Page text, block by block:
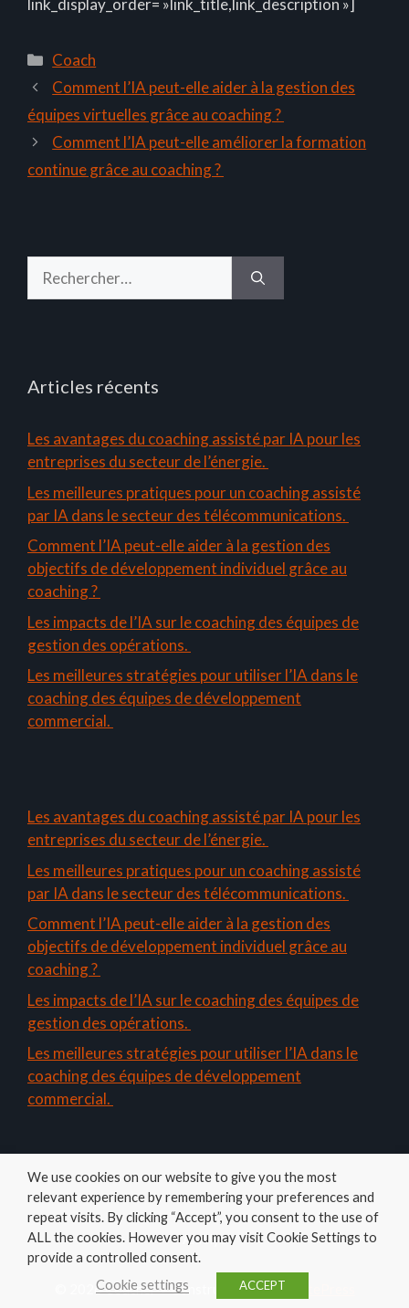
link_display_order= »link_title,link_description »]
Catégories
Coach
Comment l’IA peut-elle aider à la gestion des
équipes virtuelles grâce au coaching ?
Comment l’IA peut-elle améliorer la formation
continue grâce au coaching ?
Articles récents
Les avantages du coaching assisté par IA pour les
entreprises du secteur de l’énergie.
Les meilleures pratiques pour un coaching assisté
par IA dans le secteur des télécommunications.
Comment l’IA peut-elle aider à la gestion des
objectifs de développement individuel grâce au
coaching ?
Les impacts de l’IA sur le coaching des équipes de
gestion des opérations.
Les meilleures stratégies pour utiliser l’IA dans le
coaching des équipes de développement
commercial.
Les avantages du coaching assisté par IA pour les
entreprises du secteur de l’énergie.
Les meilleures pratiques pour un coaching assisté
par IA dans le secteur des télécommunications.
Comment l’IA peut-elle aider à la gestion des
objectifs de développement individuel grâce au
coaching ?
Les impacts de l’IA sur le coaching des équipes de
gestion des opérations.
Les meilleures stratégies pour utiliser l’IA dans le
coaching des équipes de développement
commercial.
Amelys
© 2026 Coacher• Construit avecGeneratePress
We use cookies on our website to give you the most
relevant experience by remembering your preferences and
repeat visits. By clicking “Accept”, you consent to the use of
ALL the cookies. However you may visit Cookie Settings to
provide a controlled consent.
Cookie settings
ACCEPT